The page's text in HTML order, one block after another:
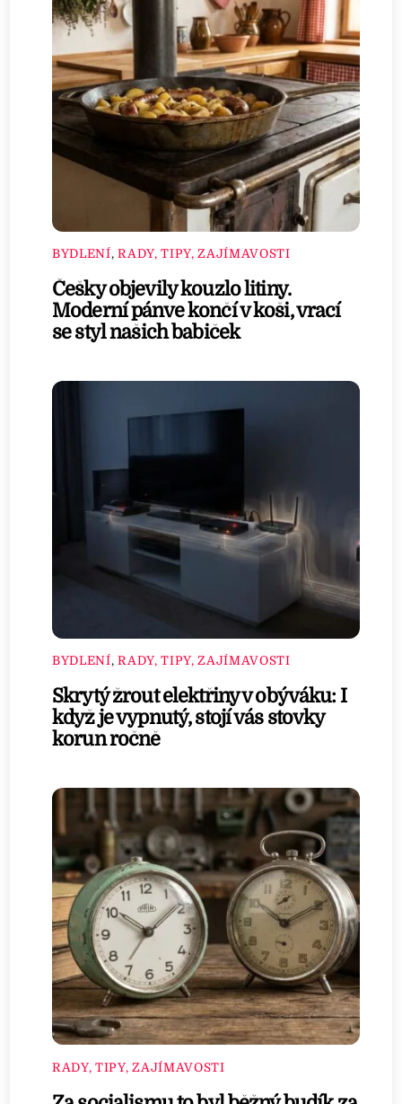
BYDLENÍ,RADY, TIPY, ZAJÍMAVOSTI
Češky objevily kouzlo litiny.
Moderní pánve končí v koši, vrací
se styl našich babiček
BYDLENÍ,RADY, TIPY, ZAJÍMAVOSTI
Skrytý žrout elektřiny v obýváku: I
když je vypnutý, stojí vás stovky
korun ročně
RADY, TIPY, ZAJÍMAVOSTI